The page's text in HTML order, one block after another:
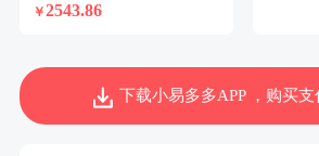
￥2543.86
下载小易多多APP ，购买支